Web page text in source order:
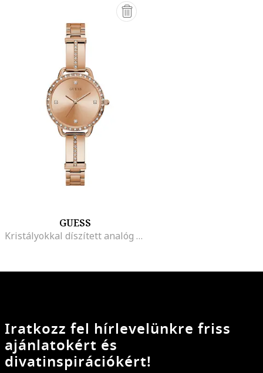
GUESS
Kristályokkal díszített analóg karóra, Rózsaarany
Iratkozz fel hírlevelünkre friss
ajánlatokért és
divatinspirációkért!